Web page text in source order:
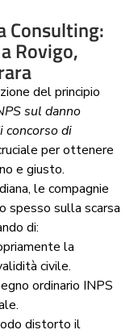
Consulting:
Rovigo,
del principio
sul danno
concorso di
per ottenere
e giusto.
le compagnie
spesso sulla scarsa
di:
la
civile.
ordinario INPS
distorto il